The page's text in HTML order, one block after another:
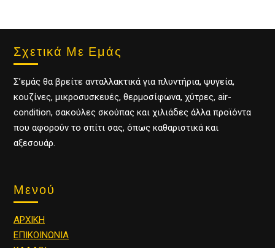
Σχετικά Με Εμάς
Σ’εμάς θα βρείτε ανταλλακτικά για πλυντήρια, ψυγεία,
κουζίνες, μικροσυσκευές, θερμοσίφωνα, χύτρες, air-
condition, σακούλες σκούπας και χιλιάδες άλλα προϊόντα
που αφορούν το σπίτι σας, όπως καθαριστικά και
αξεσουάρ.
Μενού
ΑΡΧΙΚΗ
ΕΠΙΚΟΙΝΩΝΙΑ